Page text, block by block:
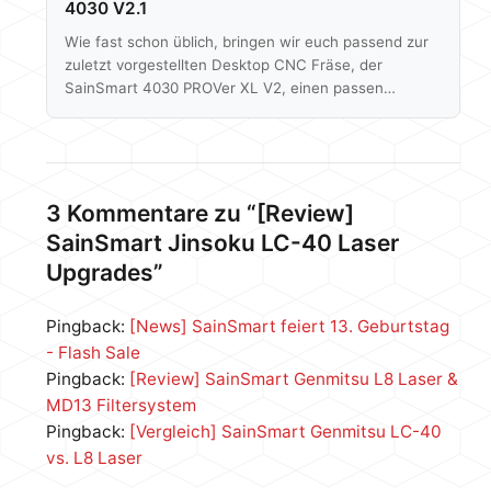
4030 V2.1
Wie fast schon üblich, bringen wir euch passend zur
zuletzt vorgestellten Desktop CNC Fräse, der
SainSmart 4030 PROVer XL V2, einen passen
Bereitstellung der Produkte für diesen Artikel. 710W
Spindel Upgrade Die mitgelieferte Spindel der 4030
PROVer XL V2 dient ersten Fräsversuchen schon
ganz gut. In Holz…
3 Kommentare zu “[Review]
SainSmart Jinsoku LC-40 Laser
Upgrades”
Pingback: [News] SainSmart feiert 13. Geburtstag
- Flash Sale
Pingback: [Review] SainSmart Genmitsu L8 Laser &
MD13 Filtersystem
Pingback: [Vergleich] SainSmart Genmitsu LC-40
vs. L8 Laser